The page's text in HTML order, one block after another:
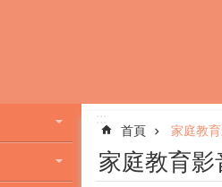
:::
首頁 家庭教
家庭教育影